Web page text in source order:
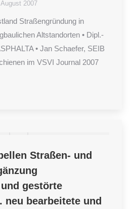
2007
Straßengründung in
Altstandorten • Dipl.-
• Jan Schaefer, SEIB
im VSVI Journal 2007
Straßen- und
gestörte
neu bearbeitete und